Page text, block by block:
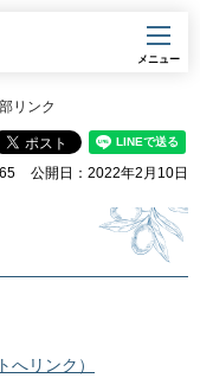
メニュー
リンク
公開日：2022年2月10日
リンク）